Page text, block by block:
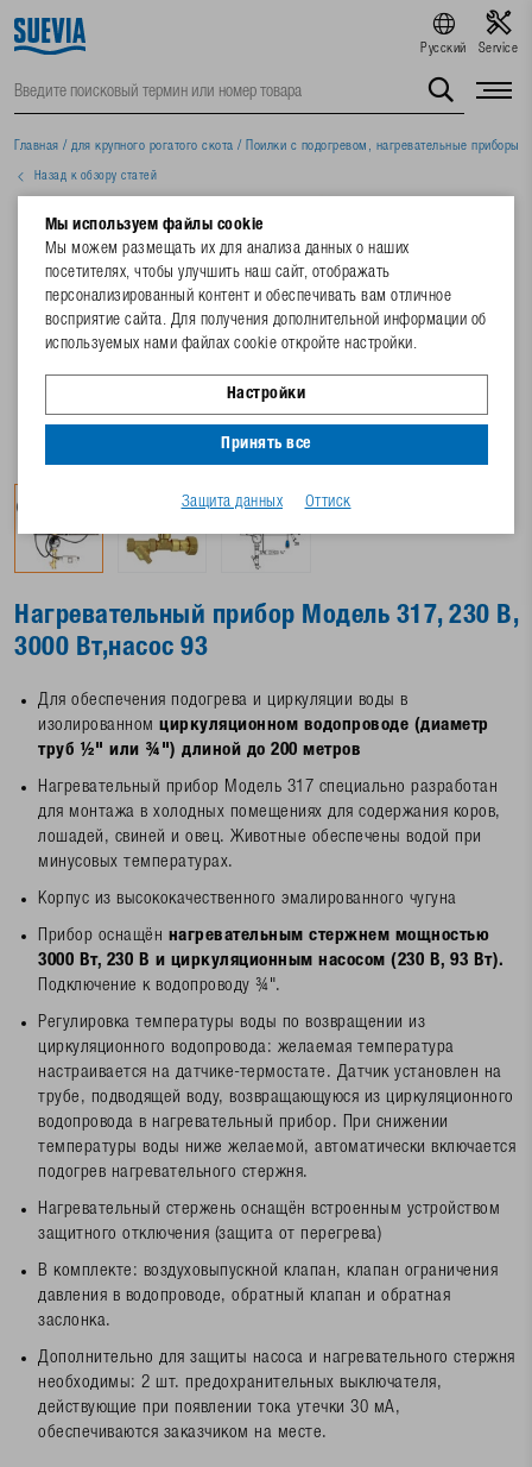
Русский Service
Главная / для крупного рогатого скота / Поилки с подогревом, нагревательные приборы
Назад к обзору статей
Нагревательный прибор Модель 317, 230 В,
3000 Вт,насос 93
Для обеспечения подогрева и циркуляции воды в
изолированном циркуляционном водопроводе (диаметр
труб ½" или ¾") длиной до 200 метров
Нагревательный прибор Модель 317 специально разработан
для монтажа в холодных помещениях для содержания коров,
лошадей, свиней и овец. Животные обеспечены водой при
минусовых температурах.
Корпус из высококачественного эмалированного чугуна
Прибор оснащён нагревательным стержнем мощностью
3000 Вт, 230 В и циркуляционным насосом (230 В, 93 Вт).
Подключение к водопроводу ¾".
Регулировка температуры воды по возвращении из
циркуляционного водопровода: желаемая температура
настраивается на датчике-термостате. Датчик установлен на
трубе, подводящей воду, возвращающуюся из циркуляционного
водопровода в нагревательный прибор. При снижении
температуры воды ниже желаемой, автоматически включается
подогрев нагревательного стержня.
Нагревательный стержень оснащён встроенным устройством
защитного отключения (защита от перегрева)
В комплекте: воздуховыпускной клапан, клапан ограничения
давления в водопроводе, обратный клапан и обратная
заслонка.
Дополнительно для защиты насоса и нагревательного стержня
необходимы: 2 шт. предохранительных выключателя,
действующие при появлении тока утечки 30 мА,
обеспечиваются заказчиком на месте.
Мы используем файлы cookie
Мы можем размещать их для анализа данных о наших
посетителях, чтобы улучшить наш сайт, отображать
персонализированный контент и обеспечивать вам отличное
восприятие сайта. Для получения дополнительной информации об
используемых нами файлах cookie откройте настройки.
Настройки
Принять все
Защита данных Оттиск